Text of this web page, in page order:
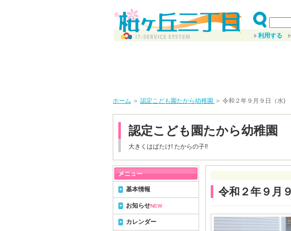
利用する
ホーム ＞ 認定こども園たから幼稚園 ＞ 令和２年９月９日（水)
認定こども園たから幼稚園
大きくはばたけ! たからの子!!
令和２年９月
基本情報
お知らせNEW
カレンダー